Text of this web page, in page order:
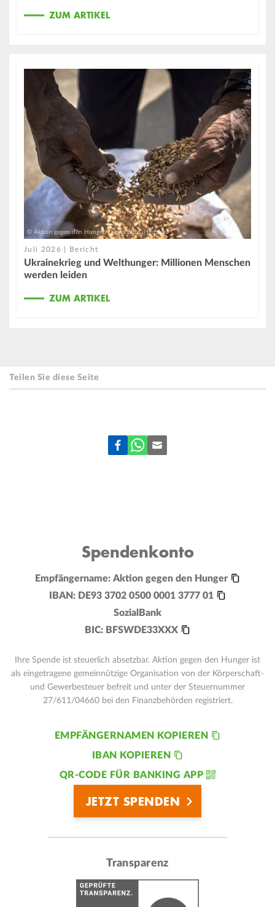
ZUM ARTIKEL
© Aktion gegen den Hunger/Daniel Burgui Iguzkiza
Juli 2026 | Bericht
Ukrainekrieg und Welthunger: Millionen Menschen
werden leiden
ZUM ARTIKEL
Teilen Sie diese Seite
Spendenkonto
Empfängername: Aktion gegen den Hunger
IBAN: DE93 3702 0500 0001 3777 01
SozialBank
BIC: BFSWDE33XXX
Ihre Spende ist steuerlich absetzbar. Aktion gegen den Hunger ist
als eingetragene gemeinnützige Organisation von der Körperschaft-
und Gewerbesteuer befreit und unter der Steuernummer
27/611/04660 bei den Finanzbehörden registriert.
EMPFÄNGERNAMEN KOPIEREN
IBAN KOPIEREN
QR-CODE FÜR BANKING APP
JETZT SPENDEN
Transparenz